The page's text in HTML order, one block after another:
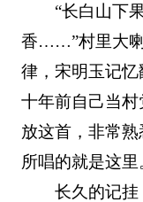
“长白山下
香……”村里大喇
律，宋明玉记
十年前自己当
放这首，非常
所唱的就是这里
长久的记挂